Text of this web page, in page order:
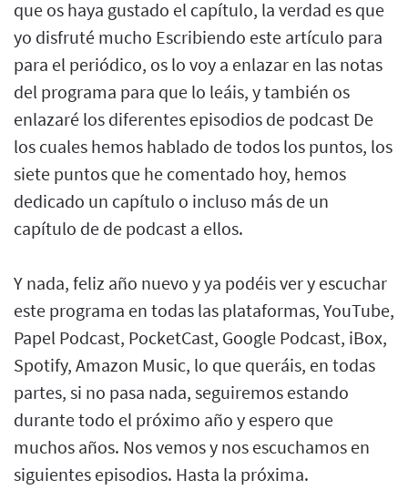
que os haya gustado el capítulo, la verdad es que
yo disfruté mucho Escribiendo este artículo para
para el periódico, os lo voy a enlazar en las notas
del programa para que lo leáis, y también os
enlazaré los diferentes episodios de podcast De
los cuales hemos hablado de todos los puntos, los
siete puntos que he comentado hoy, hemos
dedicado un capítulo o incluso más de un
capítulo de de podcast a ellos.
Y nada, feliz año nuevo y ya podéis ver y escuchar
este programa en todas las plataformas, YouTube,
Papel Podcast, PocketCast, Google Podcast, iBox,
Spotify, Amazon Music, lo que queráis, en todas
partes, si no pasa nada, seguiremos estando
durante todo el próximo año y espero que
muchos años. Nos vemos y nos escuchamos en
siguientes episodios. Hasta la próxima.